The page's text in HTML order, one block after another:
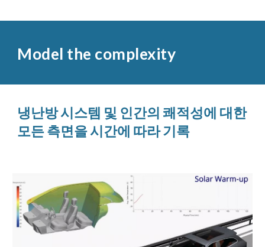
Model the complexity
냉난방 시스템 및 인간의 쾌적성에 대한
모든 측면을 시간에 따라 기록